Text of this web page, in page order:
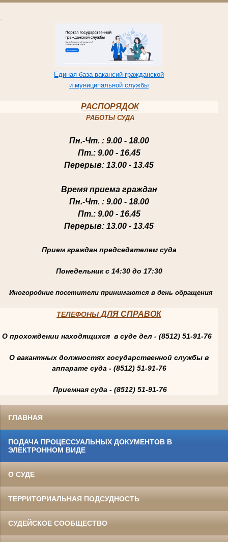
Единая база вакансий гражданской
и муниципальной службы
РАСПОРЯДОК
РАБОТЫ СУДА
Пн.-Чт. : 9.00 - 18.00
Пт.: 9.00 - 16.45
Перерыв: 13.00 - 13.45
Время приема граждан
Пн.-Чт. : 9.00 - 18.00
Пт.: 9.00 - 16.45
Перерыв: 13.00 - 13.45
Прием граждан председателем суда
Понедельник с 14:30 до 17:30
Иногородние посетители принимаются в день обращения
ТЕЛЕФОНЫДЛЯ СПРАВОК
О прохождении находящихся в суде дел - (8512) 51-91-76
О вакантных должностях государственной службы в
аппарате суда - (8512) 51-91-76
Приемная суда - (8512) 51-91-76
ГЛАВНАЯ
ПОДАЧА ПРОЦЕССУАЛЬНЫХ ДОКУМЕНТОВ В
ЭЛЕКТРОННОМ ВИДЕ
О СУДЕ
ТЕРРИТОРИАЛЬНАЯ ПОДСУДНОСТЬ
СУДЕЙСКОЕ СООБЩЕСТВО